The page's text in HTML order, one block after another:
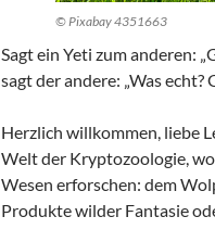
© Pixabay 4351663
Sagt ein Yeti zum anderen:
sagt der andere: „Was echt?
Herzlich willkommen, liebe
Welt der Kryptozoologie,
Wesen erforschen: dem
Produkte wilder Fantasie